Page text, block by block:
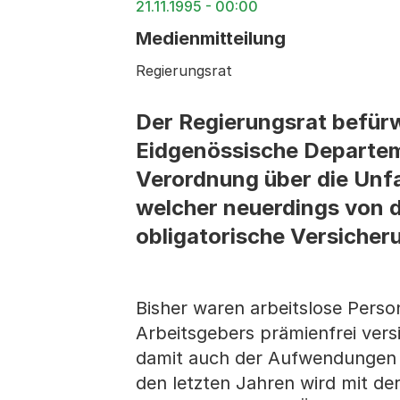
21.11.1995 - 00:00
Medienmitteilung
Regierungsrat
Der Regierungsrat
Eidgenössische
Verordnung über die
welcher neuerdings von
obligatorische
Bisher waren arbeitslose
Arbeitsgebers prämienfrei
damit auch der
den letzten Jahren wird mit